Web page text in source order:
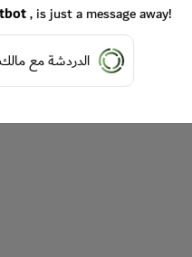
, is just a message away!
الدردشة مع مالك